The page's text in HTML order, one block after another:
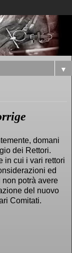
▼
domani
dei Rettori.
in cui i vari rettori
ed
potrà avere
del nuovo
Comitati.